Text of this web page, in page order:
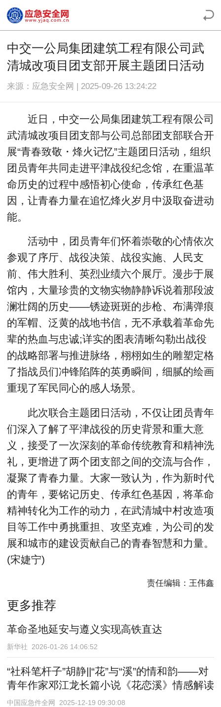
中交一公局集团建筑工程有限公司武
清城改项目团支部开展主题团日活动
来源：应急安全网 | 2025-09-26 13:24:22
近日，中交一公局集团建筑工程有限公司
武清城改项目团支部与公司总部团支部联合开
展“青春致敬・烽火记忆”主题团日活动，组织
团员青年共同走进平津战役纪念馆，在重温革
命历史的过程中感悟初心使命，传承红色基
因，让青春力量在追忆烽火岁月中汲取奋进动
能。
活动中，团员青年们怀着崇敬的心情依次
参观了序厅、战役决策、战役实施、人民支
前、伟大胜利、英烈业绩六个展厅。漫步于展
馆内，大量珍贵的文物实物静静诉说着那段波
澜壮阔的历史——锈迹斑斑的步枪、布满弹痕
的军帽、泛黄的战地书信，无不承载着革命先
辈的热血与忠诚;详实的图表清晰勾勒出战役
的战略部署与推进脉络，栩栩如生的雕塑定格
了指战员们冲锋陷阵的英勇瞬间，细腻的绘画
重现了军民同心的感人场景。
此次联合主题团日活动，不仅让团员青年
们深入了解了平津战役的历史背景和重大意
义，接受了一次深刻的革命传统教育和精神洗
礼，更增进了两个团支部之间的交流与合作，
凝聚了青春力量。大家一致认为，作为新时代
的青年，要铭记历史、传承红色基因，将革命
精神转化为工作的动力，在武清城中村改造项
目等工作中勇挑重担、攻坚克难，为公司的发
展和城市的建设贡献自己的青春智慧和力量。
(宋婕宁)
责任编辑：王伟鑫
更多推荐
革命圣地延安与遵义实现高铁直达
新华社 2026-01-26 14:06:52
“社科笔杆子”胡静||“花”与“溪”的情和韵——对
青年作家邓江龙长篇小说《花恋溪》情感解读
中国应急件全网 2025-12-19 09:30:08